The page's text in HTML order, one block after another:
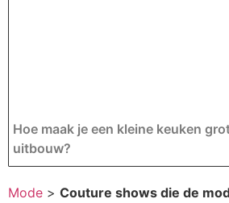
Hoe maak je een kleine keuken
uitbouw?
Mode > Couture shows die de